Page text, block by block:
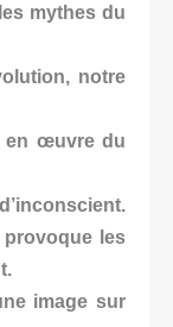
mythes du
notre
en œuvre du
les
image sur